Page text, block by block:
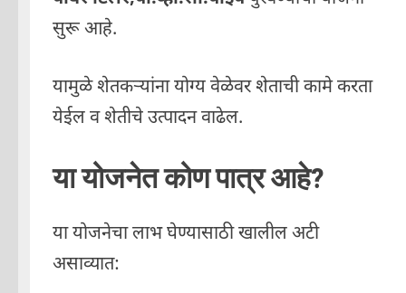
सुरू आहे.
यामुळे शेतकऱ्यांना योग्य वेळेवर शेताची कामे करता
येईल व शेतीचे उत्पादन वाढेल.
या योजनेत कोण पात्र आहे?
या योजनेचा लाभ घेण्यासाठी खालील अटी
असाव्यात: